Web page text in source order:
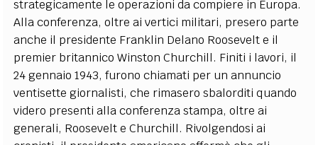
strategicamente le operazioni da compiere in Europa.
Alla conferenza, oltre ai vertici militari, presero parte
anche il presidente Franklin Delano Roosevelt e il
premier britannico Winston Churchill. Finiti i lavori, il
24 gennaio 1943, furono chiamati per un annuncio
ventisette giornalisti, che rimasero sbalorditi quando
videro presenti alla conferenza stampa, oltre ai
generali, Roosevelt e Churchill. Rivolgendosi ai